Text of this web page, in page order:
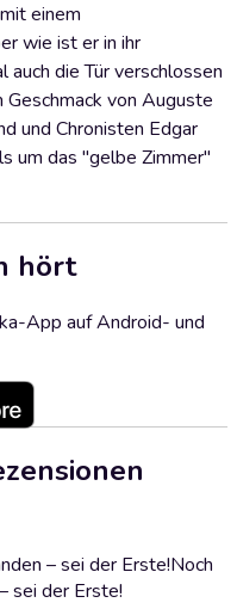
einem
wie ist er in ihr
die Tür verschlossen
Geschmack von Auguste
und Chronisten Edgar
um das "gelbe Zimmer"
hört
App auf Android- und
– sei der Erste!Noch
sei der Erste!